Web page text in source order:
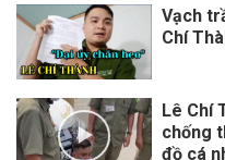
Vạch
Chí
Lê Chí
chống
đồ cá